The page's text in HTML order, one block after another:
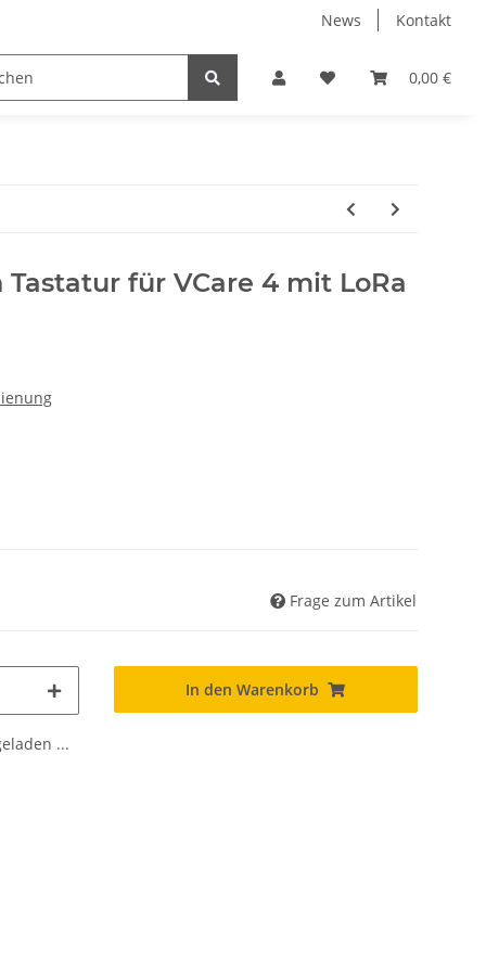
News Kontakt
0,00 €
Tastatur für VCare 4 mit LoRa
Frage zum Artikel
In den Warenkorb
...